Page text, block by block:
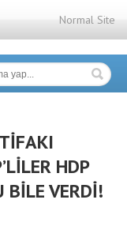
Normal Site
HDP
BİLE VERDİ!